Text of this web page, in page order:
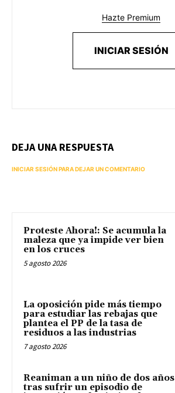
Hazte Premium
INICIAR SESIÓN
DEJA UNA RESPUESTA
INICIAR SESIÓN PARA DEJAR UN COMENTARIO
Proteste Ahora!: Se acumula la
maleza que ya impide ver bien
en los cruces
5 agosto 2026
La oposición pide más tiempo
para estudiar las rebajas que
plantea el PP de la tasa de
residuos a las industrias
7 agosto 2026
Reaniman a un niño de dos años
tras sufrir un episodio de